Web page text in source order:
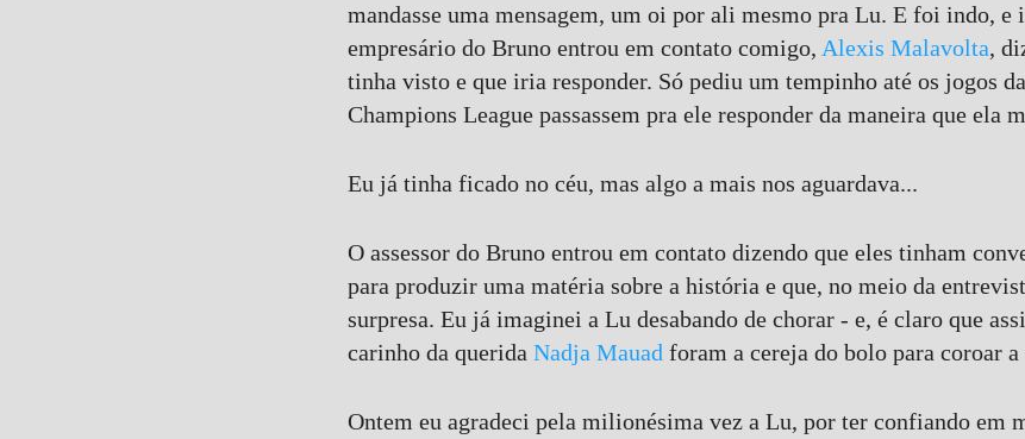
mandasse uma mensagem, um oi por ali mesmo pra Lu. E foi indo, e
empresário do Bruno entrou em contato comigo, Alexis Malavolta,
tinha visto e que iria responder. Só pediu um tempinho até os jogos
Champions League passassem pra ele responder da maneira que ela
Eu já tinha ficado no céu, mas algo a mais nos aguardava...
O assessor do Bruno entrou em contato dizendo que eles tinham
para produzir uma matéria sobre a história e que, no meio da
surpresa. Eu já imaginei a Lu desabando de chorar - e, é claro que
carinho da querida Nadja Mauad foram a cereja do bolo para coroar
Ontem eu agradeci pela milionésima vez a Lu, por ter confiando em